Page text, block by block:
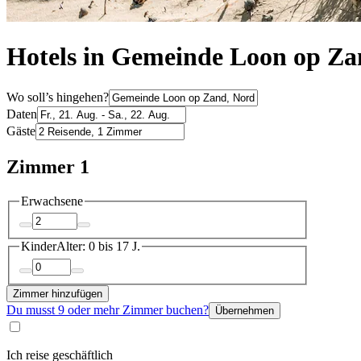
Hotels in Gemeinde Loon op
Wo soll’s hingehen?
Daten
Gäste
Zimmer 1
Erwachsene
KinderAlter: 0 bis 17 J.
Zimmer hinzufügen
Du musst 9 oder mehr Zimmer buchen? Übernehmen
Ich reise geschäftlich